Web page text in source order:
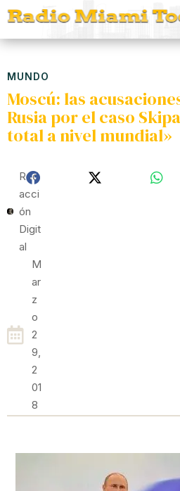
MUNDO
Moscú: las
Rusia por el caso
total a nivel mundial»
Red
Acci
Ón
Digit
Al
M
Ar
Z
O
2
9,
2
01
8